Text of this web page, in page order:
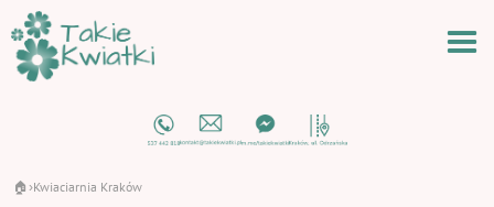
🏠 ›Kwiaciarnia Kraków